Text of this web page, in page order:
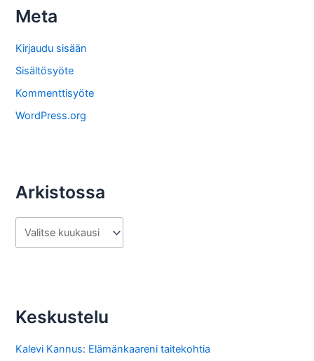
s
o
s
t
a
Meta
Kirjaudu sisään
Sisältösyöte
Kommenttisyöte
WordPress.org
Arkistossa
r
s
o
Keskustelu
Kalevi Kannus: Elämänkaareni taitekohtia